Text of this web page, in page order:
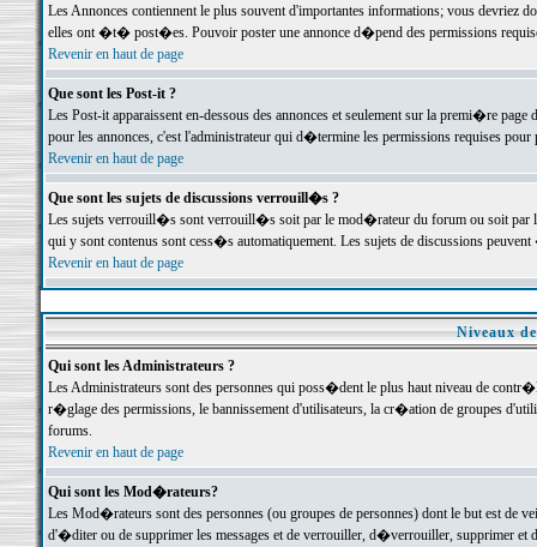
Les Annonces contiennent le plus souvent d'importantes informations; vous devriez
elles ont �t� post�es. Pouvoir poster une annonce d�pend des permissions
Revenir en haut de page
Que sont les Post-it ?
Les Post-it apparaissent en-dessous des annonces et seulement sur la premi�re
pour les annonces, c'est l'administrateur qui d�termine les permissions requises pour
Revenir en haut de page
Que sont les sujets de discussions verrouill�s ?
Les sujets verrouill�s sont verrouill�s soit par le mod�rateur du forum ou soit par
qui y sont contenus sont cess�s automatiquement. Les sujets de discussions
Revenir en haut de page
Niveaux
Qui sont les Administrateurs ?
Les Administrateurs sont des personnes qui poss�dent le plus haut niveau de
r�glage des permissions, le bannissement d'utilisateurs, la cr�ation de groupes
forums.
Revenir en haut de page
Qui sont les Mod�rateurs?
Les Mod�rateurs sont des personnes (ou groupes de personnes) dont le but est de
d'�diter ou de supprimer les messages et de verrouiller, d�verrouiller, supprimer